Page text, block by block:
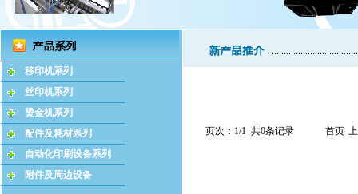
移印机系列
丝印机系列
烫金机系列
配件及耗材系列
自动化印刷设备系列
附件及周边设备
页次：1/1 共0条记录 首页